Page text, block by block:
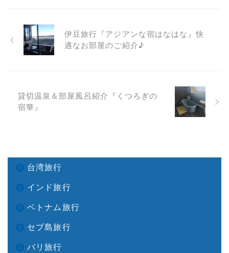
伊豆旅行『アジアンな宿はなはな』快
適なお部屋のご紹介♪
貸切温泉＆部屋風呂紹介『くつろぎの
宿華』
台湾旅行
インド旅行
ベトナム旅行
セブ島旅行
バリ旅行